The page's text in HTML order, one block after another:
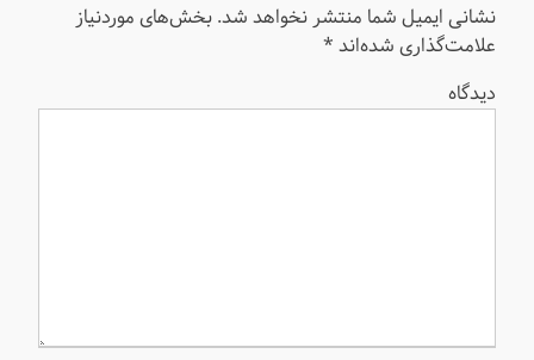
نشانی ایمیل شما منتشر نخواهد شد. بخش‌های موردنیاز
علامت‌گذاری شده‌اند *
دیدگاه